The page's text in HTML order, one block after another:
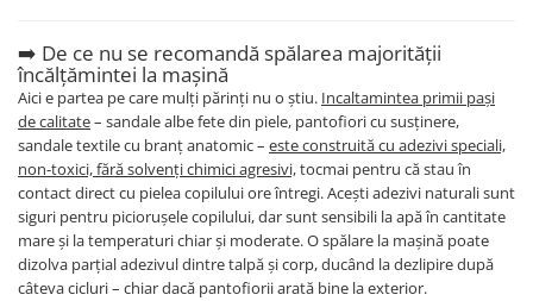
➡️ De ce nu se recomandă spălarea majorității
încălțămintei la mașină
Aici e partea pe care mulți părinți nu o știu. Incaltamintea primii pași
de calitate– sandale albe fete din piele, pantofiori cu susținere,
sandale textile cu branț anatomic – este construită cu adezivi speciali,
non-toxici, fără solvenți chimici agresivi,tocmai pentru că stau în
contact direct cu pielea copilului ore întregi. Acești adezivi naturali sunt
siguri pentru piciorușele copilului, dar sunt sensibili la apă în cantitate
mare și la temperaturi chiar și moderate. O spălare la mașină poate
dizolva parțial adezivul dintre talpă și corp, ducând la dezlipire după
câteva cicluri – chiar dacă pantofiorii arată bine la exterior.